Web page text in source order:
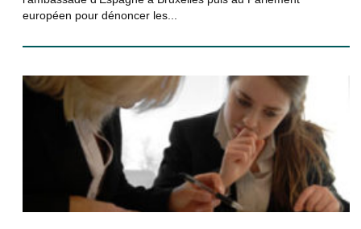
européen pour dénoncer les...